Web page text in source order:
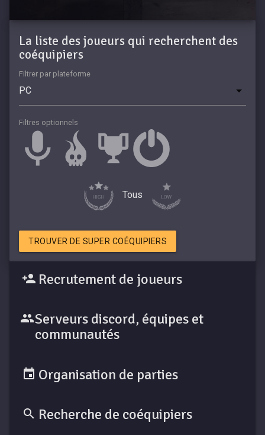
La liste des joueurs qui recherchent des
coéquipiers
Filtrer par plateforme
Filtres optionnels
Tous
TROUVER DE SUPER COÉQUIPIERS
Recrutement de joueurs
Serveurs discord, équipes et
communautés
Organisation de parties
Recherche de coéquipiers